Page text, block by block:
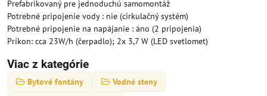
Prefabrikovaný pre jednoduchú samomontáž
Potrebné pripojenie vody : nie (cirkulačný systém)
Potrebné pripojenie na napájanie : áno (2 pripojenia)
Príkon: cca 23W/h (čerpadlo); 2x 3,7 W (LED svetlomet)
Viac z kategórie
Bytové fontány
Vodné steny